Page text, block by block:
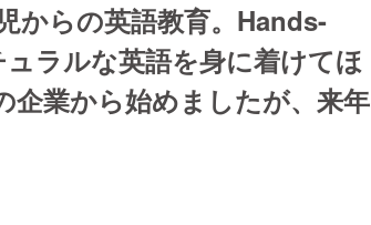
からの英語教育。Hands-
ラルな英語を身に着けてほ
企業から始めましたが、来年